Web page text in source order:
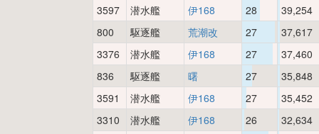
3597 潜水艦 伊168 28
39,254
800
駆逐艦 荒潮改 27
37,617
3376
潜水艦 伊168 27
37,460
836
駆逐艦 曙 27
35,848
3591
潜水艦 伊168 27
35,452
3310
潜水艦 伊168 26
32,634